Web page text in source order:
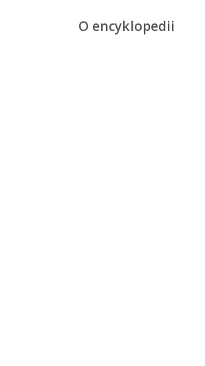
O encyklopedii